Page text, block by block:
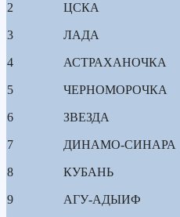
2 ЦСКА
3 ЛАДА
4 АСТРАХАНОЧКА
5 ЧЕРНОМОРОЧКА
6 ЗВЕЗДА
7 ДИНАМО-СИНАРА
8 КУБАНЬ
9 АГУ-АДЫИФ